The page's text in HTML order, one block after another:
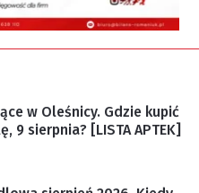
w Oleśnicy. Gdzie kupić
9 sierpnia? [LISTA APTEK]